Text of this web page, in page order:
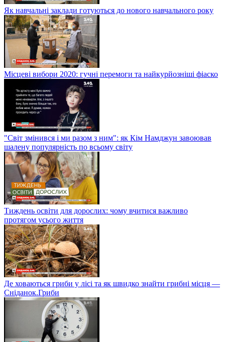
Посилений контроль на в'їздах у Київ: що змінилося – пряме
включення
Як навчальні заклади готуються до нового навчального року
Місцеві вибори 2020: гучні перемоги та найкурйозніші фіаско
"Світ змінився і ми разом з ним": як Кім Намджун завоював
шалену популярність по всьому світу
Тиждень освіти для дорослих: чому вчитися важливо
протягом усього життя